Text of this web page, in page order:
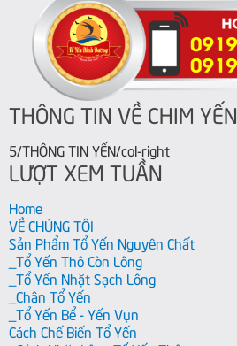
THÔNG TIN VỀ CHIM YẾN
5/THÔNG TIN YẾN/col-right
LƯỢT XEM TUẦN
Home
VỀ CHÚNG TÔI
Sản Phẩm Tổ Yến Nguyên Chất
_Tổ Yến Thô Còn Lông
_Tổ Yến Nhặt Sạch Lông
_Chân Tổ Yến
_Tổ Yến Bể - Yến Vụn
Cách Chế Biến Tổ Yến